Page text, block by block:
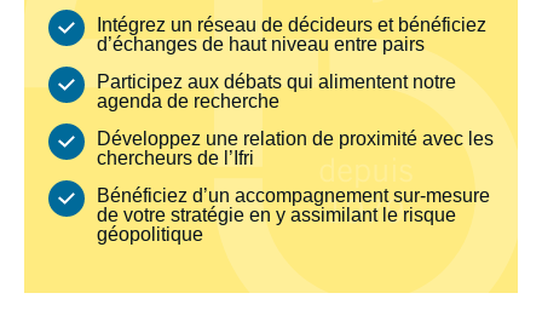
AvantagesIntégrez un réseau de décideurs et bénéficiez
d’échanges de haut niveau entre pairs
Participez aux débats qui alimentent notre
agenda de recherche
Développez une relation de proximité avec les
chercheurs de l’Ifri
Bénéficiez d’un accompagnement sur-mesure
de votre stratégie en y assimilant le risque
géopolitique